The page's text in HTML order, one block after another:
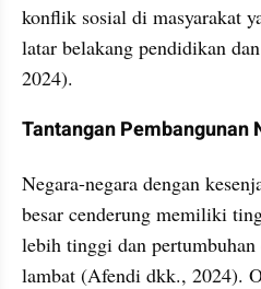
konflik sosial di masyarakat
latar belakang pendidikan
2024).
Tantangan Pembangunan
Negara-negara dengan
besar cenderung memiliki
lebih tinggi dan
lambat (Afendi dkk., 2024).